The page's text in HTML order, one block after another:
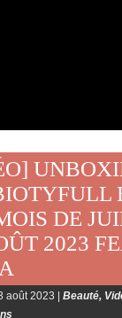
DE
2023
août 2023 | Beauté,